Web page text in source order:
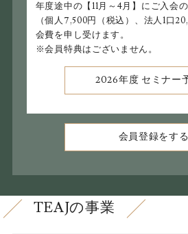
年度途中の【11月～4月】にご入会
（個人7,500円（税込）、法人1口
会費を申し受けます。
※会員特典はございません。
2026年度 セミナー
会員登録をする
TEAJの事業